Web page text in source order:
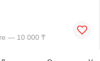
— 10 000 ₸